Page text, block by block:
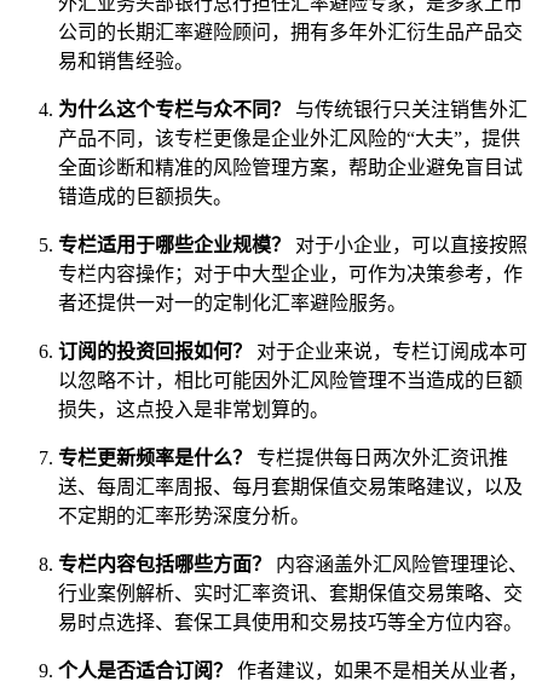
公司的长期汇率避险顾问，拥有多年外汇衍生品产品交
易和销售经验。
为什么这个专栏与众不同？
与传统银行只关注销售外汇
产品不同，该专栏更像是企业外汇风险的“大夫”，提供
全面诊断和精准的风险管理方案，帮助企业避免盲目试
错造成的巨额损失。
专栏适用于哪些企业规模？
对于小企业，可以直接按照
专栏内容操作；对于中大型企业，可作为决策参考，作
者还提供一对一的定制化汇率避险服务。
订阅的投资回报如何？
对于企业来说，专栏订阅成本可
以忽略不计，相比可能因外汇风险管理不当造成的巨额
损失，这点投入是非常划算的。
专栏更新频率是什么？
专栏提供每日两次外汇资讯推
送、每周汇率周报、每月套期保值交易策略建议，以及
不定期的汇率形势深度分析。
专栏内容包括哪些方面？
内容涵盖外汇风险管理理论、
行业案例解析、实时汇率资讯、套期保值交易策略、交
易时点选择、套保工具使用和交易技巧等全方位内容。
个人是否适合订阅？
作者建议，如果不是相关从业者，